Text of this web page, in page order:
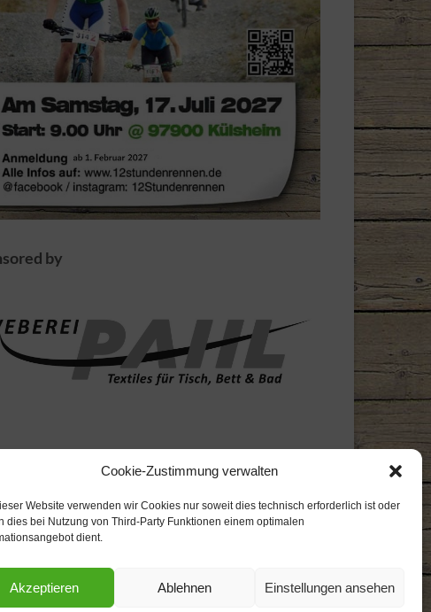
Cookie-Zustimmung verwalten
Website verwenden wir Cookies nur soweit dies technisch erforderlich ist oder
dies bei Nutzung von Third-Party Funktionen einem optimalen
dient.
Akzeptieren Ablehnen Einstellungen ansehen
by